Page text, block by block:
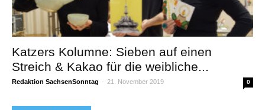
Katzers Kolumne: Sieben auf einen
Streich & Kakao für die weibliche...
Redaktion SachsenSonntag - 21. November 2019 0